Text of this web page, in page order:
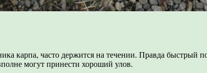
карпа, часто держится на течении. Правда
могут принести хороший улов.